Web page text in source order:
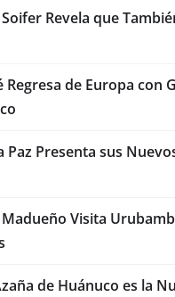
Revela que
Regresa de Europa con
Paz Presenta sus
Madueño Visita
de Huánuco es la